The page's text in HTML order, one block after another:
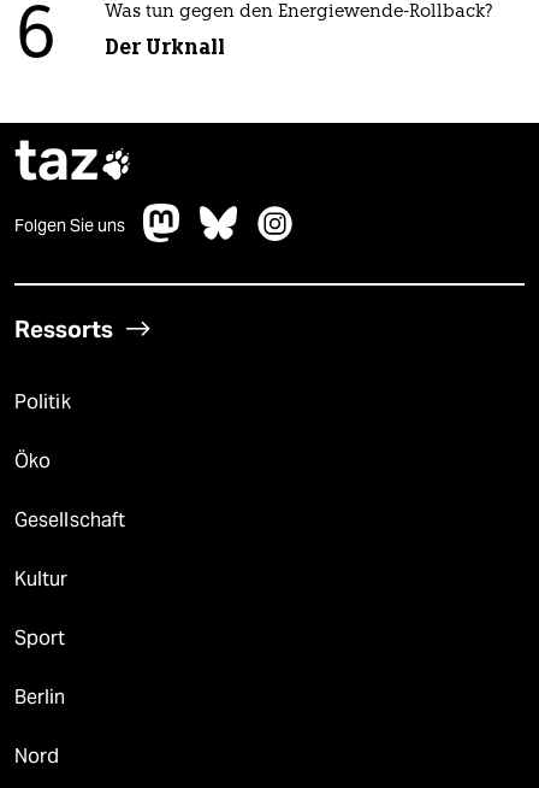
6 Was tun gegen den Energiewende-Rollback?
Der Urknall
taz
Folgen Sie uns
Ressorts
Politik
Öko
Gesellschaft
Kultur
Sport
Berlin
Nord